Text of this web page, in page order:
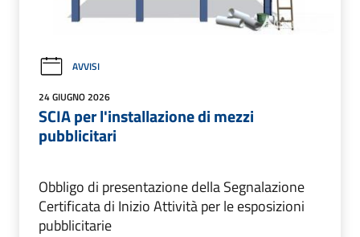
AVVISI
24 GIUGNO 2026
SCIA per l'installazione di mezzi
pubblicitari
Obbligo di presentazione della Segnalazione
Certificata di Inizio Attività per le esposizioni
pubblicitarie